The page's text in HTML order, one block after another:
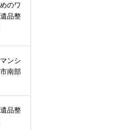
ニング
のワ
品整
ンシ
南部
品整